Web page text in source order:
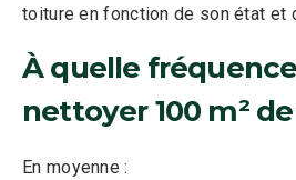
toiture en fonction de son état et
À quelle
nettoyer 100 m²
En moyenne :